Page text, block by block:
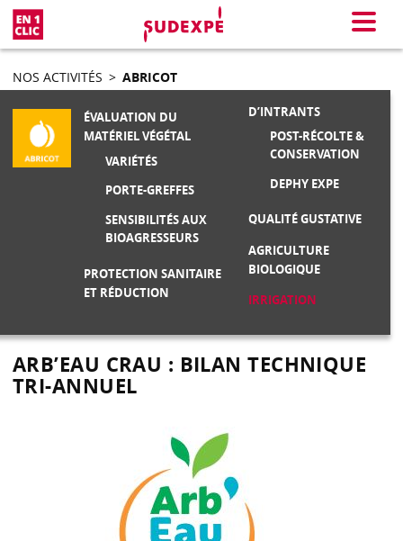
Menu
NOS ACTIVITÉS > ABRICOT
ÉVALUATION DU
MATÉRIEL VÉGÉTAL
VARIÉTÉS
PORTE-GREFFES
SENSIBILITÉS AUX
BIOAGRESSEURS
PROTECTION SANITAIRE
ET RÉDUCTION
D’INTRANTS
POST-RÉCOLTE &
CONSERVATION
DEPHY EXPE
QUALITÉ GUSTATIVE
AGRICULTURE
BIOLOGIQUE
IRRIGATION
ARB’EAU CRAU : BILAN TECHNIQUE
TRI-ANNUEL